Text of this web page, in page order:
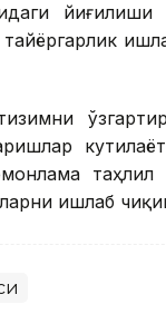
йиғилиши
тайёргарлик
ишлаб